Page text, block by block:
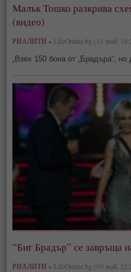
Малък Тошко разкрива
(видео)
РИАЛИТИ » LifeOnline.bg | 11 май,
„Взех 150 бона от „Брадъра“,
“Биг Брадър” се завръща
РИАЛИТИ » LifeOnline.bg | 03 май,